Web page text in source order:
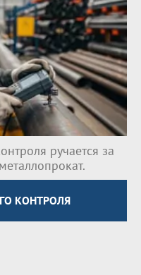
ручается за
КОНТРОЛЯ